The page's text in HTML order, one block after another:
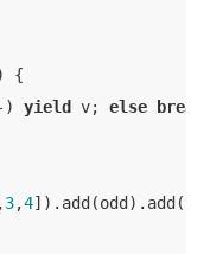
{
) yield v; else break
,3,4